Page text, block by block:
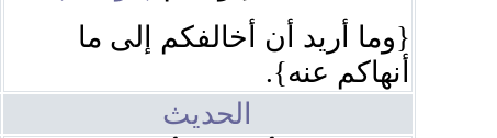
{وما أريد أن أخالفكم إلى ما
أنهاكم عنه}.
الحديث